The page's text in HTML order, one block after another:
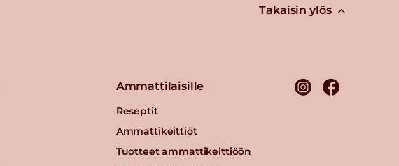
Takaisin ylös
Ammattilaisille
Reseptit
Ammattikeittiöt
Tuotteet ammattikeittiöön